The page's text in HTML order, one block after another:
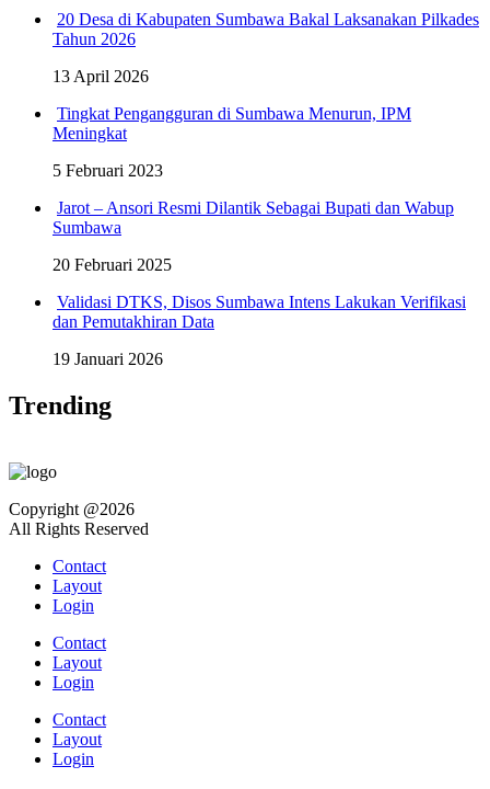
20 Desa di Kabupaten Sumbawa Bakal Laksanakan Pilkades
Tahun 2026
13 April 2026
Tingkat Pengangguran di Sumbawa Menurun, IPM
Meningkat
5 Februari 2023
Jarot – Ansori Resmi Dilantik Sebagai Bupati dan Wabup
Sumbawa
20 Februari 2025
Validasi DTKS, Disos Sumbawa Intens Lakukan Verifikasi
dan Pemutakhiran Data
19 Januari 2026
Trending
Copyright @2026
All Rights Reserved
Contact
Layout
Login
Contact
Layout
Login
Contact
Layout
Login